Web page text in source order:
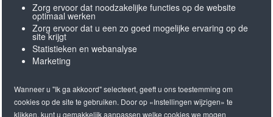
Zorg ervoor dat noodzakelijke functies op de website
optimaal werken
Zorg ervoor dat u een zo goed mogelijke ervaring op de
site krijgt
Statistieken en webanalyse
Marketing
Wanneer u "Ik ga akkoord" selecteert, geeft u ons toestemming om
cookies op de site te gebruiken. Door op «Instellingen wijzigen» te
klikken, kunt u gemakkelijk aanpassen welke cookies we mogen